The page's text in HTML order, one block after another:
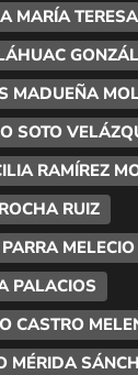
MARÍA
MADUEÑA
SOTO
RAMÍREZ
RUIZ
MELECIO
PALACIOS
CASTRO
MÉRIDA